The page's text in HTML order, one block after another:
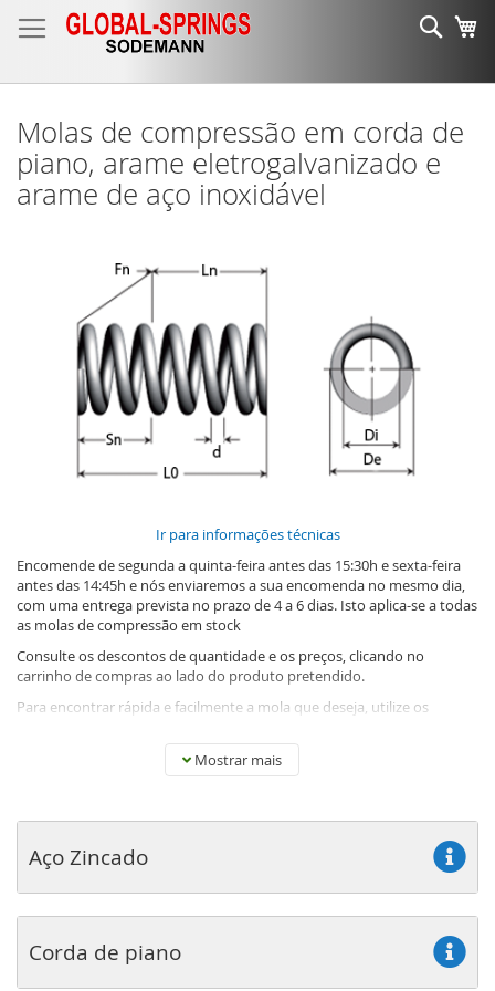
para
Molas de compressão em corda de
piano, arame eletrogalvanizado e
arame de aço inoxidável
Ir para informações técnicas
Encomende de segunda a quinta-feira antes das 15:30h e sexta-feira
antes das 14:45h e nós enviaremos a sua encomenda no mesmo dia,
com uma entrega prevista no prazo de 4 a 6 dias. Isto aplica-se a todas
as molas de compressão em stock
Consulte os descontos de quantidade e os preços, clicando no
carrinho de compras ao lado do produto pretendido.
Para encontrar rápida e facilmente a mola que deseja, utilize os
Temos de tudo, desde pequenas molas de compressão utilizadas em
engenharia de precisão até grandes molas de compressão para
abrange comprimentos de 2,00 mm a 1080,00 mm. A seleção é
exigência de qualidade na Europa e América.
O que é uma mola de compressão?
As molas de compressão são utilizadas numa ampla variedade de
produtos onde é necessária força compressiva. Isto pode incluir desde
Mostrar mais
Aço Zincado
Corda de piano